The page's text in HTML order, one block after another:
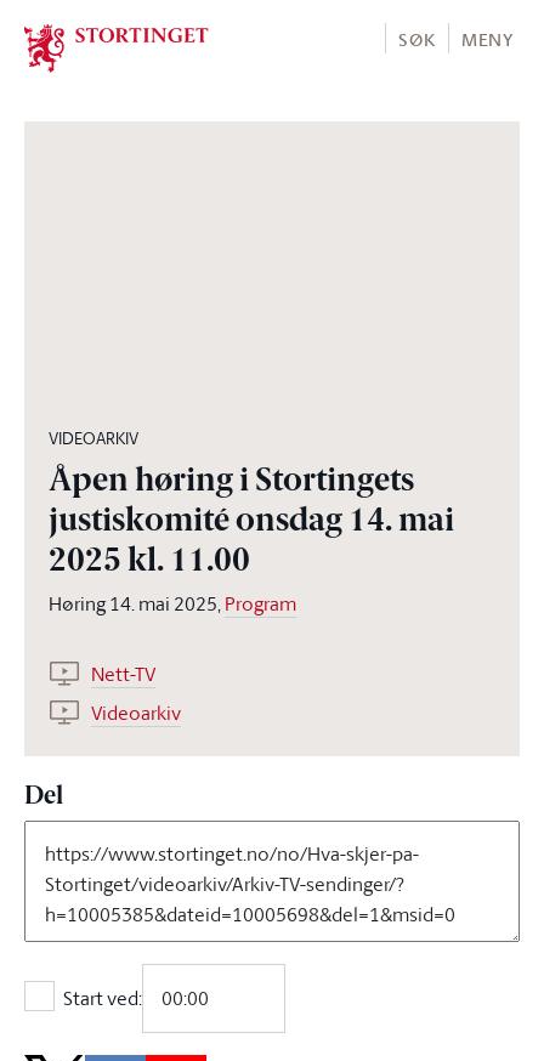
Stortinget.no
SØK MENY
VIDEOARKIV
Åpen høring i Stortingets
justiskomité onsdag 14. mai
2025 kl. 11.00
Høring 14. mai 2025,Program
Nett-TV
Videoarkiv
Del
Start ved:
Start ved: